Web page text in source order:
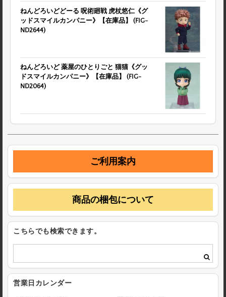
ねんどろいどどーる 呪術廻戦 虎杖悠仁《グ
ッドスマイルカンパニー》【在庫品】 (FIG-
ND2644)
ねんどろいど 薬屋のひとりごと 猫猫《グッ
ドスマイルカンパニー》【在庫品】 (FIG-
ND2064)
ご利用案内
商品の梱包について
こちらでも検索できます。
営業日カレンダー